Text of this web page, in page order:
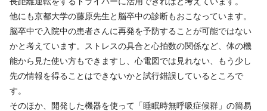
他にも京都大学の藤原先生と脳卒中の診断もおこなっています。
脳卒中で入院中の患者さんに再発を予防することが可能ではない
かと考えています。ストレスの具合と心拍数の関係など、体の機
能から見た使い方もできますし、心電図では見れない、もう少し
先の情報を得ることはできないかと試行錯誤しているところで
す。
そのほか、開発した機器を使って「睡眠時無呼吸症候群」の簡易